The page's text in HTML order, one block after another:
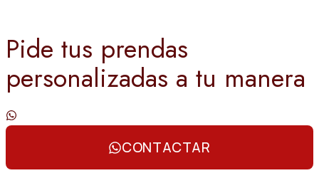
Pide tus prendas
personalizadas a tu manera
CONTACTAR